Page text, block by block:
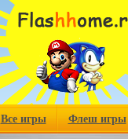
Все игры Флеш игры